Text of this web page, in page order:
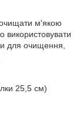
очищати м'якою
використовувати
для очищення,
25,5 см)